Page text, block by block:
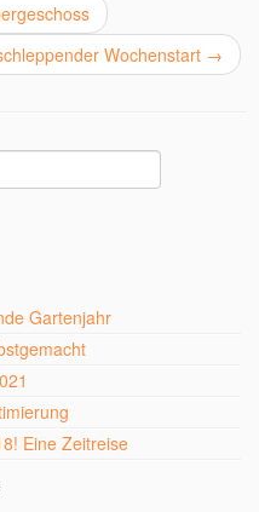
Wochenstart →
Gartenjahr
Eine Zeitreise